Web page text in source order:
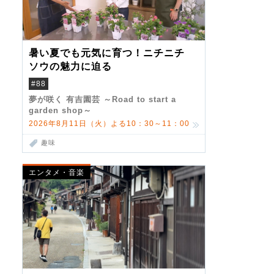
暑い夏でも元気に育つ！ニチニチ
ソウの魅力に迫る
#88
夢が咲く 有吉園芸 ～Road to start a
garden shop～
2026年8月11日（火）よる10：30～11：00
趣味
エンタメ・音楽